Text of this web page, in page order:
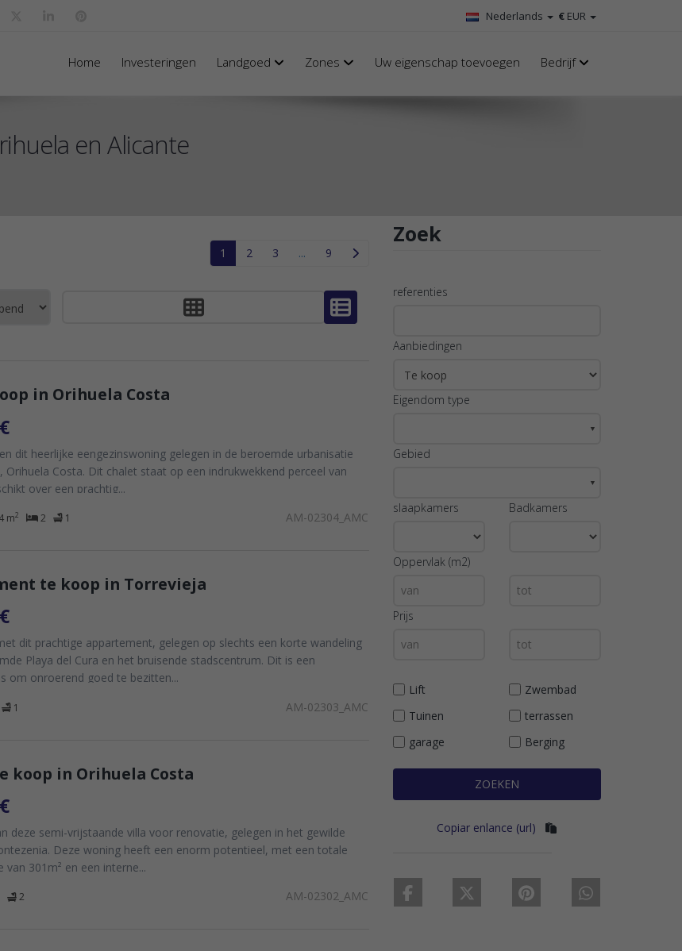
€ EUR
Nederlands
Home Investeringen Landgoed Zones Uw eigenschap toevoegen Bedrijf
en Alicante
1 2 3 ... 9
in Orihuela Costa
dit heerlijke eengezinswoning gelegen in de beroemde urbanisatie
Orihuela Costa. Dit chalet staat op een indrukwekkend perceel van
over een prachtig...
m2 2 1 AM-02304_AMC
te koop in Torrevieja
dit prachtige appartement, gelegen op slechts een korte wandeling
Playa del Cura en het bruisende stadscentrum. Dit is een
om onroerend goed te bezitten...
1 AM-02303_AMC
koop in Orihuela Costa
deze semi-vrijstaande villa voor renovatie, gelegen in het gewilde
Deze woning heeft een enorm potentieel, met een totale
van 301m² en een interne...
2 AM-02302_AMC
Zoek
referenties
Aanbiedingen
Eigendom type
▼
Gebied
▼
slaapkamers Badkamers
Oppervlak (m2)
Prijs
Lift
Zwembad
Tuinen
terrassen
garage
Berging
ZOEKEN
Copiar enlance (url)